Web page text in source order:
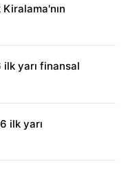
Kiralama'nın
yarı finansal
ilk yarı